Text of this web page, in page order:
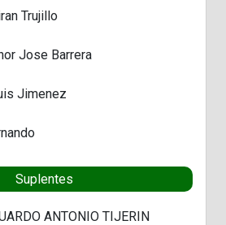
Trujillo
Jose Barrera
Jimenez
Suplentes
ANTONIO TIJERIN